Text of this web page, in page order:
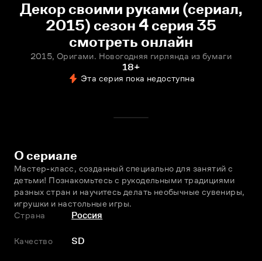
Декор своими руками (сериал,
2015) сезон 4 серия 35
смотреть онлайн
2015, Оригами. Новогодняя гирлянда из бумаги
18+
Эта серия пока недоступна
О сериале
Мастер-класс, созданный специально для занятий с
детьми! Познакомьтесь с рукодельными традициями
разных стран и научитесь делать необычные сувениры,
игрушки и настольные игры.
Страна
Россия
Качество SD